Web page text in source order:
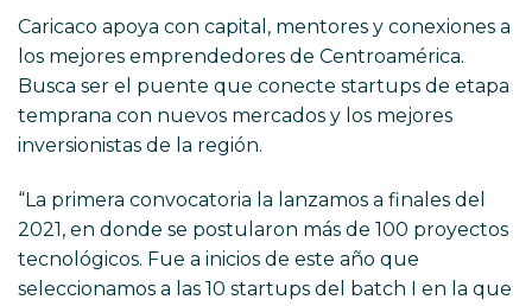
Caricaco apoya con capital, mentores y conexiones a
los mejores emprendedores de Centroamérica.
Busca ser el puente que conecte startups de etapa
temprana con nuevos mercados y los mejores
inversionistas de la región.
“La primera convocatoria la lanzamos a finales del
2021, en donde se postularon más de 100 proyectos
tecnológicos. Fue a inicios de este año que
seleccionamos a las 10 startups del batch I en la que